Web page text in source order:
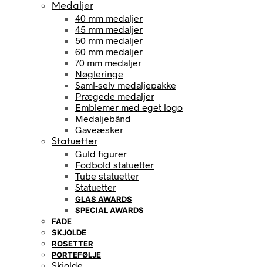
Medaljer
40 mm medaljer
45 mm medaljer
50 mm medaljer
60 mm medaljer
70 mm medaljer
Nøgleringe
Saml-selv medaljepakke
Prægede medaljer
Emblemer med eget logo
Medaljebånd
Gaveæsker
Statuetter
Guld figurer
Fodbold statuetter
Tube statuetter
Statuetter
GLAS AWARDS
SPECIAL AWARDS
FADE
SKJOLDE
ROSETTER
PORTEFØLJE